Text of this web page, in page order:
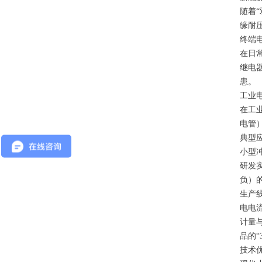
随着
缘耐
终端
在日
继电
患。
工业
在工
电管
典型
小型
研发
负）
生产
电电
计量
品的
技术